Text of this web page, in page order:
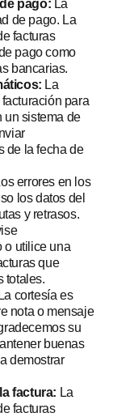
pago: La
de pago. La
facturas
pago como
bancarias.
La
para
un sistema de
de la fecha de
errores en los
los datos del
y retrasos.
o utilice una
que
totales.
La cortesía es
nota o mensaje
su
buenas
demostrar
factura: La
facturas